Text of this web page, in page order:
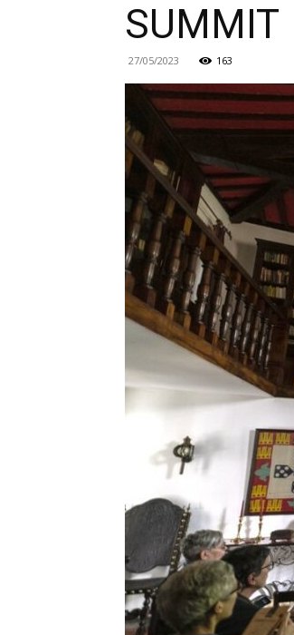
SUMMIT
27/05/2023 163